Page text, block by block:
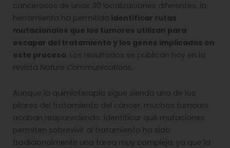
cancerosos de unas 30 localizaciones diferentes, la
herramienta ha permitido identificar rutas
mutacionales que los tumores utilizan para
escapar del tratamiento y los genes implicados en
este proceso. Los resultados se publican hoy en la
revista Nature Communications.
Aunque la quimioterapia sigue siendo uno de los
pilares del tratamiento del cáncer, muchos tumores
acaban reapareciendo. Identificar qué mutaciones
permiten sobrevivir al tratamiento ha sido
tradicionalmente una tarea muy compleja, ya que la